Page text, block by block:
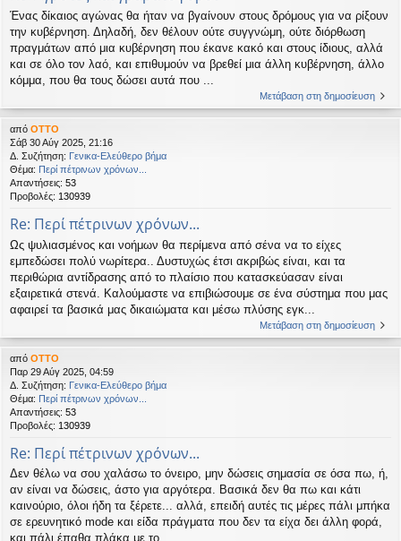
Ένας δίκαιος αγώνας θα ήταν να βγαίνουν στους δρόμους για να ρίξουν
την κυβέρνηση. Δηλαδή, δεν θέλουν ούτε συγγνώμη, ούτε διόρθωση
πραγμάτων από μια κυβέρνηση που έκανε κακό και στους ίδιους, αλλά
και σε όλο τον λαό, και επιθυμούν να βρεθεί μια άλλη κυβέρνηση, άλλο
κόμμα, που θα τους δώσει αυτά που ...
Μετάβαση στη δημοσίευση
από OTTO
Σάβ 30 Αύγ 2025, 21:16
Δ. Συζήτηση: Γενικα-Ελεύθερο βήμα
Θέμα: Περί πέτρινων χρόνων...
Απαντήσεις: 53
Προβολές: 130939
Re: Περί πέτρινων χρόνων...
Ως ψυλιασμένος και νοήμων θα περίμενα από σένα να το είχες
εμπεδώσει πολύ νωρίτερα.. Δυστυχώς έτσι ακριβώς είναι, και τα
περιθώρια αντίδρασης από το πλαίσιο που κατασκεύασαν είναι
εξαιρετικά στενά. Καλούμαστε να επιβιώσουμε σε ένα σύστημα που μας
αφαιρεί τα βασικά μας δικαιώματα και μέσω πλύσης εγκ...
Μετάβαση στη δημοσίευση
από OTTO
Παρ 29 Αύγ 2025, 04:59
Δ. Συζήτηση: Γενικα-Ελεύθερο βήμα
Θέμα: Περί πέτρινων χρόνων...
Απαντήσεις: 53
Προβολές: 130939
Re: Περί πέτρινων χρόνων...
Δεν θέλω να σου χαλάσω το όνειρο, μην δώσεις σημασία σε όσα πω, ή,
αν είναι να δώσεις, άστο για αργότερα. Βασικά δεν θα πω και κάτι
καινούριο, όλοι ήδη τα ξέρετε... αλλά, επειδή αυτές τις μέρες πάλι μπήκα
σε ερευνητικό mode και είδα πράγματα που δεν τα είχα δει άλλη φορά,
και πάλι έπαθα πλάκα με το ...